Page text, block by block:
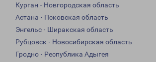
Курган - Новгородская область
Астана - Псковская область
Энгельс - Ширакская область
Рубцовск - Новосибирская область
Гродно - Республика Адыгея